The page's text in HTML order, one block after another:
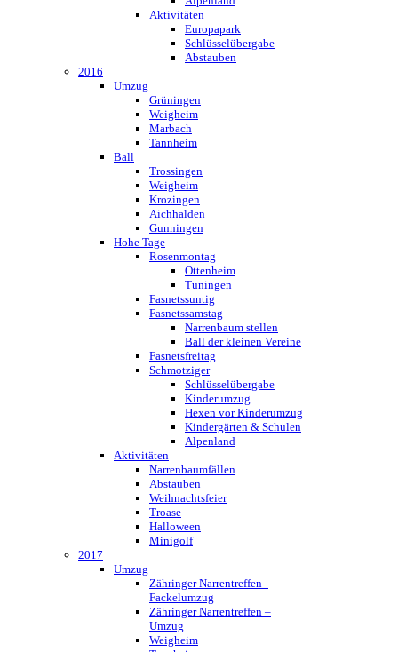
Aktivitäten
Europapark
Schlüsselübergabe
Abstauben
2016
Umzug
Grüningen
Weigheim
Marbach
Tannheim
Ball
Trossingen
Weigheim
Krozingen
Aichhalden
Gunningen
Hohe Tage
Rosenmontag
Ottenheim
Tuningen
Fasnetssuntig
Fasnetssamstag
Narrenbaum stellen
Ball der kleinen Vereine
Fasnetsfreitag
Schmotziger
Schlüsselübergabe
Kinderumzug
Hexen vor Kinderumzug
Kindergärten & Schulen
Alpenland
Aktivitäten
Narrenbaumfällen
Abstauben
Weihnachtsfeier
Troase
Halloween
Minigolf
2017
Umzug
Zähringer Narrentreffen -
Fackelumzug
Zähringer Narrentreffen –
Umzug
Weigheim